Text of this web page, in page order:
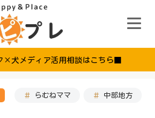
×犬メディア活用相談はこちら■
らむねママ 中部地方